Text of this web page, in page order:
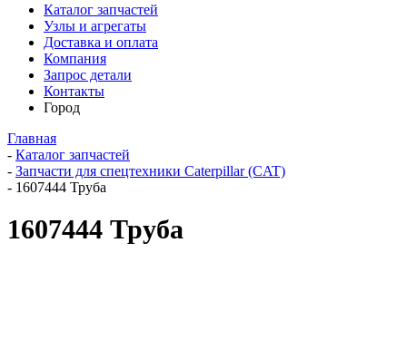
Каталог запчастей
Узлы и агрегаты
Доставка и оплата
Компания
Запрос детали
Контакты
Город
Главная
- Каталог запчастей
- Запчасти для спецтехники Caterpillar (CAT)
- 1607444 Труба
1607444 Труба